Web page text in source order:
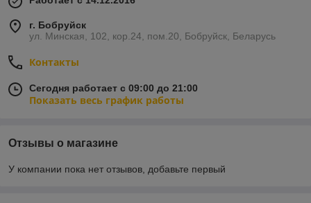
г. Бобруйск
ул. Минская, 102, кор.24, пом.20, Бобруйск, Беларусь
Контакты
Сегодня работает с 09:00 до 21:00
Показать весь график работы
Отзывы о магазине
У компании пока нет отзывов, добавьте первый